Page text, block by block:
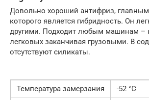
Довольно хороший антифриз,
которого является гибридность. Он
другими. Подходит любым машинам –
легковых заканчивая грузовыми. В
отсутствуют силикаты.
Температура замерзания
-52 °C